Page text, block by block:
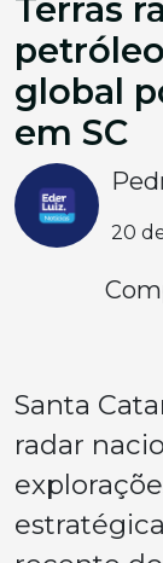
Terras
global
em SC
20
Santa
radar